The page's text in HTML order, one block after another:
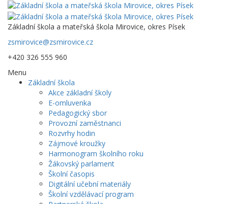
Základní škola a mateřská škola Mirovice, okres Písek
zsmirovice@zsmirovice.cz
+420 326 555 960
Menu
Základní škola
Akce základní školy
E-omluvenka
Pedagogický sbor
Provozní zaměstnanci
Rozvrhy hodin
Zájmové kroužky
Harmonogram školního roku
Žákovský parlament
Školní časopis
Digitální učební materiály
Školní vzdělávací program